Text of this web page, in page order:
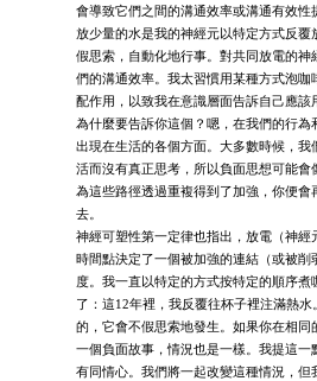
會導致它們之間的溝通效率或溝通有效性
放少量的水是我的神經元以特定方式反覆
假思索，自動化地行事。對共同放電的神
們的溝通效率。我太習慣用某種方式泡咖
配作用，以致我在意識層面告訴自己應該
為什麼要告訴你這個？嗯，在我們的行為
出現在生活的各個方面。大多數時候，我
活而沒有真正思考，所以負面思想可能會
為這些路徑透過重複得到了加強，你便會
去。
神經可塑性第一定律也指出，放電（神經
時間點決定了一個被加強的連結（或被削
度。我一直以特定的方式按特定的順序煮
了：這12年裡，我反覆往杯子裡注滿熱
的，它會不假思索地發生。如果你在相同
一個負面故事，情況也是一樣。我提這一
有同情心。我們將一起改變這種情況，但